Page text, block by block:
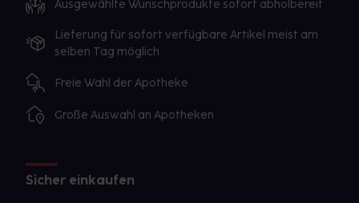
Ausgewählte Wunschprodukte sofort abholbereit
Lieferung für sofort verfügbare Artikel meist am
selben Tag möglich
Freie Wahl der Apotheke
Große Auswahl an Apotheken
Sicher einkaufen